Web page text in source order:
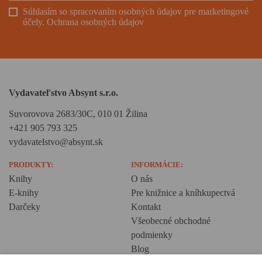
Súhlasím so spracovaním osobných údajov pre marketingové
účely. Ochrana osobných údajov
Vydavateľstvo Absynt s.r.o.
Suvorovova 2683/30C, 010 01 Žilina
+421 905 793 325
vydavatelstvo@absynt.sk
PRODUKTY:
Knihy
E-knihy
Darčeky
INFORMÁCIE:
O nás
Pre knižnice a kníhkupectvá
Kontakt
Všeobecné obchodné
podmienky
Blog